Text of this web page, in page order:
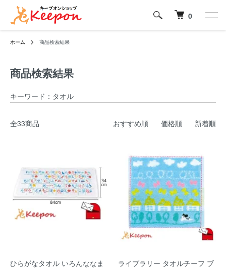
0
ホーム 商品検索結果
商品検索結果
キーワード：タオル
全33商品 おすすめ順 価格順 新着順
ひらがなタオル いろんななま
ライブラリー タオルチーフ ブ